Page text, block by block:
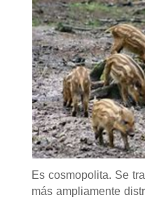
Es cosmopolita. Se
más ampliamente